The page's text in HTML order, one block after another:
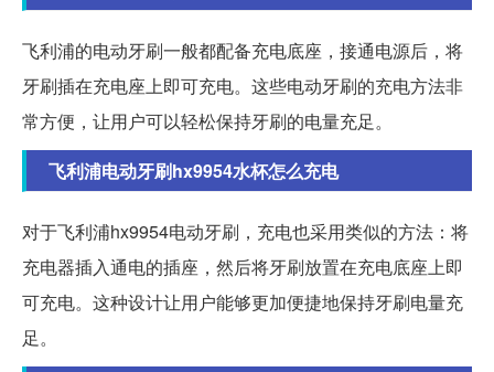
飞利浦的电动牙刷一般都配备充电底座，接通电源后，将
牙刷插在充电座上即可充电。这些电动牙刷的充电方法非
常方便，让用户可以轻松保持牙刷的电量充足。
飞利浦电动牙刷hx9954水杯怎么充电
对于飞利浦hx9954电动牙刷，充电也采用类似的方法：将
充电器插入通电的插座，然后将牙刷放置在充电底座上即
可充电。这种设计让用户能够更加便捷地保持牙刷电量充
足。